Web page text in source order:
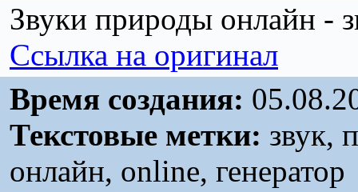
Звуки природы онлайн -
Ссылка на оригинал
Время создания:
Текстовые метки: звук,
онлайн, online, генератор